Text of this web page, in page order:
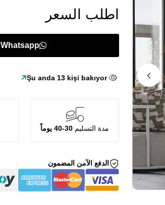
اطلب السعر
Whatsapp
Şu anda 14kişi bakıyor
مدة التسليم 30-40 يوماً
الدفع الآمن المضمون